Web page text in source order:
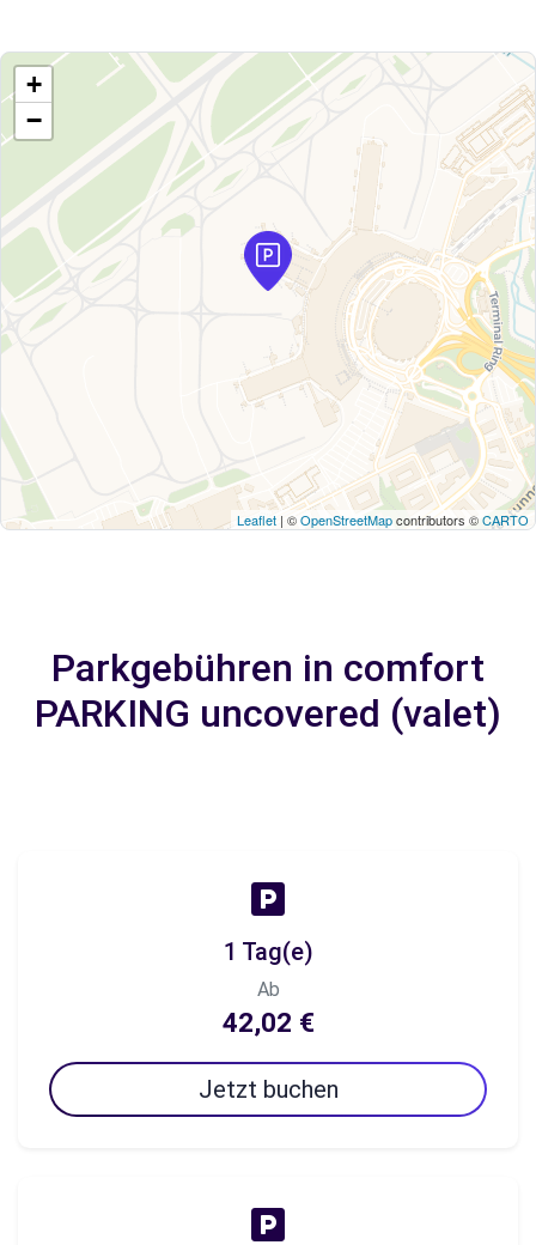
+
−
Leaflet | ©OpenStreetMapcontributors ©CARTO
Parkgebühren in comfort
PARKING uncovered (valet)
1 Tag(e)
Ab
42,02 €
Jetzt buchen